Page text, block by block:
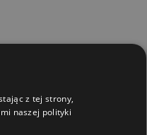
z tej strony,
naszej polityki